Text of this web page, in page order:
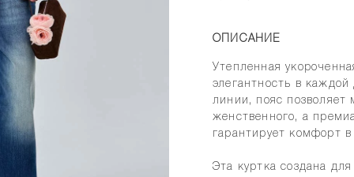
ОПИСАНИЕ
Утепленная
элегантность в
линии, пояс позволяет
женственного, а
гарантирует комфорт
Эта куртка создана